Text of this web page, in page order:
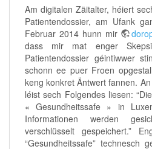
Am digitalen Zäitalter, héiert
Patientendossier, am Ufank
Februar 2014 hunn mir
dass mir mat enger
Patientendossier géintiwwer
schonn ee puer Froen
keng konkret Äntwert fannen.
léist sech Folgendes liesen:
« Gesundheitssafe » in
Informationen werden
verschlüsselt gespeichert.”
“Gesundheitssafe” technesch